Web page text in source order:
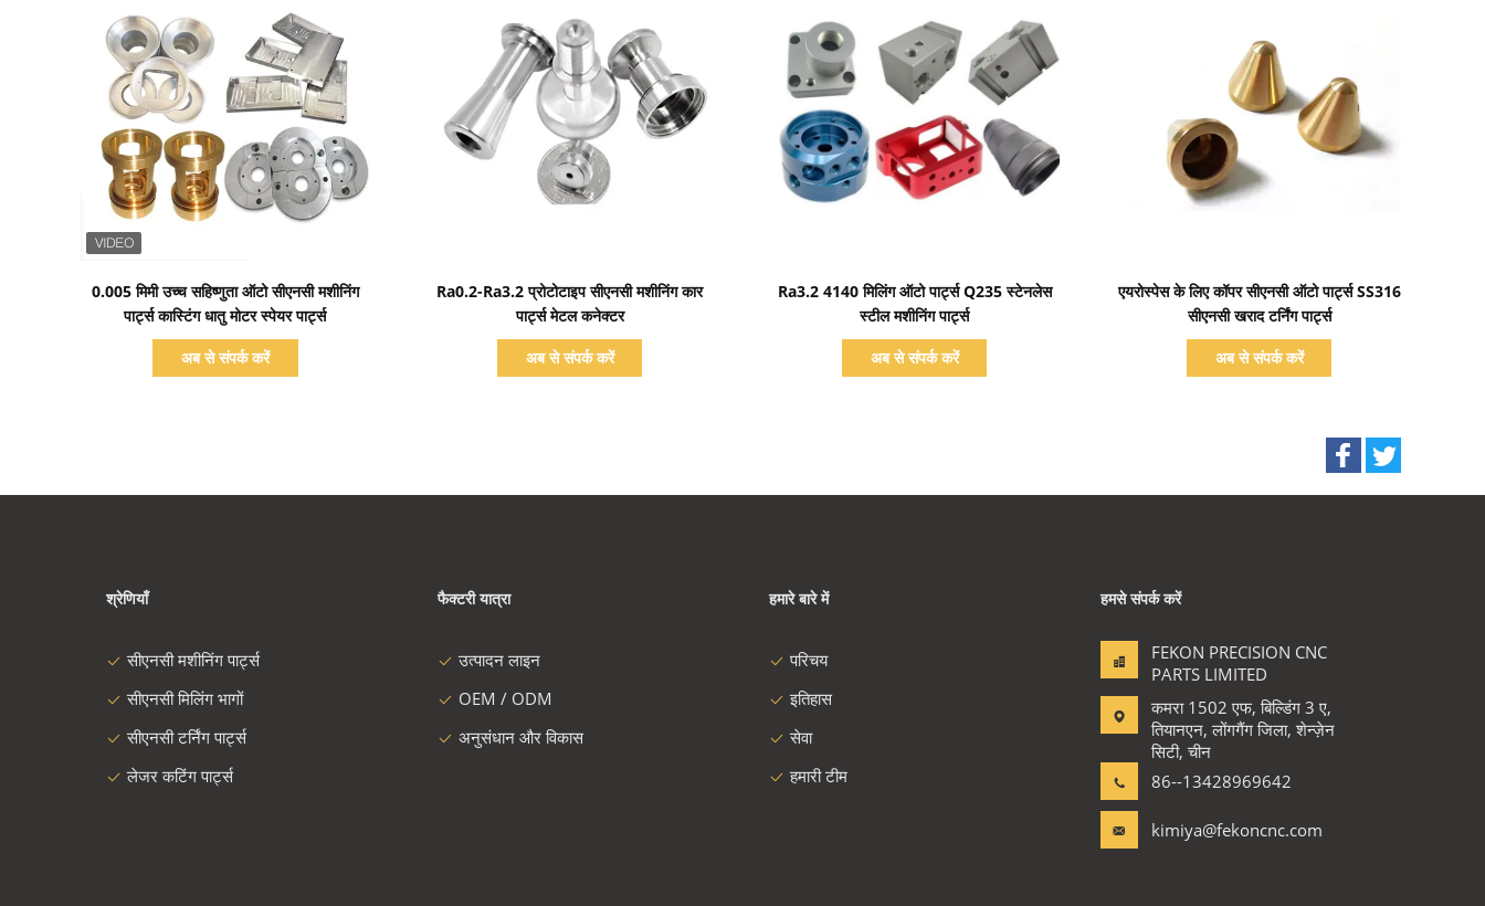
प्रदर्शन का विवरण
0.005 मिमी उच्च सहिष्णुता ऑटो सीएनसी मशीनिंग
पार्ट्स कास्टिंग धातु मोटर स्पेयर पार्ट्स
अब से संपर्क करें
प्रदर्शन का विवरण
Ra0.2-Ra3.2 प्रोटोटाइप सीएनसी मशीनिंग कार
पार्ट्स मेटल कनेक्टर
अब से संपर्क करें
प्रदर्शन का विवरण
Ra3.2 4140 मिलिंग ऑटो पार्ट्स Q235 स्टेनलेस
स्टील मशीनिंग पार्ट्स
अब से संपर्क करें
प्रदर्शन का विवरण
एयरोस्पेस के लिए कॉपर सीएनसी ऑटो पार्ट्स SS316
सीएनसी खराद टर्निंग पार्ट्स
अब से संपर्क करें
श्रेणियाँ
सीएनसी मशीनिंग पार्ट्स
सीएनसी मिलिंग भागों
सीएनसी टर्निंग पार्ट्स
लेजर कटिंग पार्ट्स
फैक्टरी यात्रा
उत्पादन लाइन
OEM / ODM
अनुसंधान और विकास
हमारे बारे में
परिचय
इतिहास
सेवा
हमारी टीम
हमसे संपर्क करें
FEKON PRECISION CNC
PARTS LIMITED
कमरा 1502 एफ, बिल्डिंग 3 ए,
तियानएन, लोंगगैंग जिला, शेन्ज़ेन
सिटी, चीन
86--13428969642
kimiya@fekoncnc.com